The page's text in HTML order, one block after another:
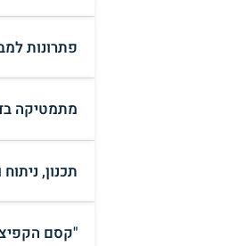
פתרונות
מתמטיקה בדידה - 3
תכנון,
"קסם